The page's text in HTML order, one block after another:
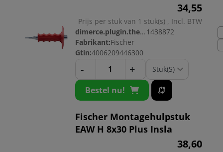
34,55
Prijs per stuk van 1 stuk(s) , Incl. BTW
dimerce.plugin.theme.productnr: 1438872
Fabrikant:Fischer
Gtin:4006209446300
- +
Bestel nu!
Fischer Montagehulpstuk
EAW H 8x30 Plus Insla
38,60